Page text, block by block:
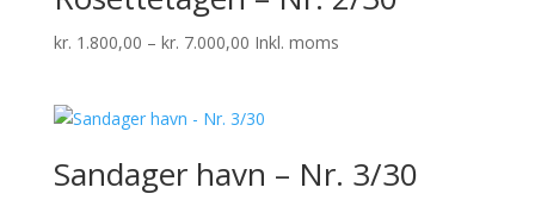
kr. 1.800,00 – kr. 7.000,00Prisinterval:
kr. 7.000,00
Inkl. moms
Sandager havn – Nr. 3/30